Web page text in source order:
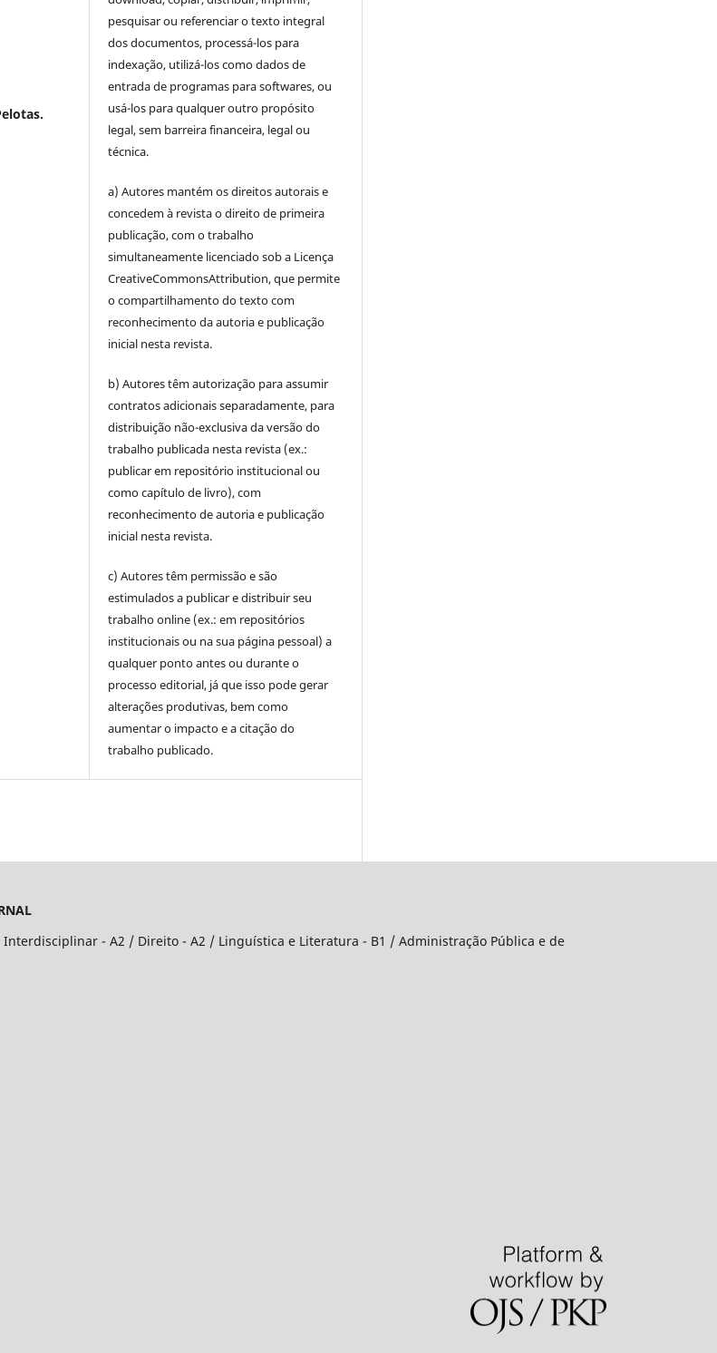
pesquisar ou referenciar o texto integral
dos documentos, processá-los para
indexação, utilizá-los como dados de
entrada de programas para softwares, ou
usá-los para qualquer outro propósito
legal, sem barreira financeira, legal ou
técnica.
a) Autores mantém os direitos autorais e
concedem à revista o direito de primeira
publicação, com o trabalho
simultaneamente licenciado sob a Licença
CreativeCommonsAttribution, que permite
o compartilhamento do texto com
reconhecimento da autoria e publicação
inicial nesta revista.
b) Autores têm autorização para assumir
contratos adicionais separadamente, para
distribuição não-exclusiva da versão do
trabalho publicada nesta revista (ex.:
publicar em repositório institucional ou
como capítulo de livro), com
reconhecimento de autoria e publicação
inicial nesta revista.
c) Autores têm permissão e são
estimulados a publicar e distribuir seu
trabalho online (ex.: em repositórios
institucionais ou na sua página pessoal) a
qualquer ponto antes ou durante o
processo editorial, já que isso pode gerar
alterações produtivas, bem como
aumentar o impacto e a citação do
trabalho publicado.
Interdisciplinar - A2 / Direito - A2 / Linguística e Literatura - B1 / Administração Pública e de